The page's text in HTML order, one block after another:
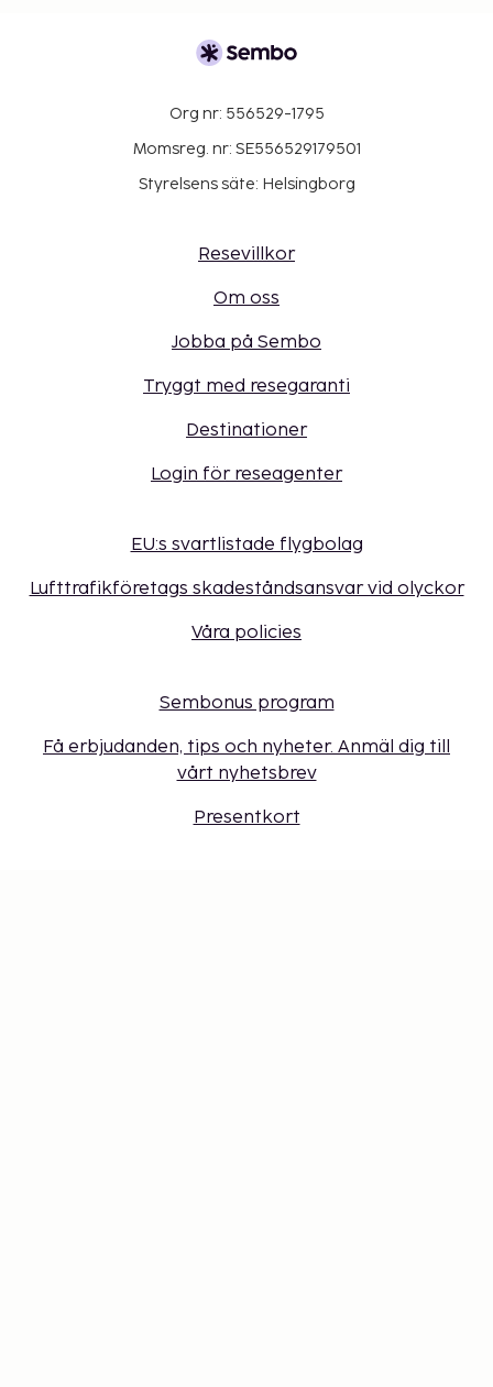
Org nr: 556529-1795
Momsreg. nr: SE556529179501
Styrelsens säte: Helsingborg
Resevillkor
Om oss
Jobba på Sembo
Tryggt med resegaranti
Destinationer
Login för reseagenter
EU:s svartlistade flygbolag
Lufttrafikföretags skadeståndsansvar vid olyckor
Våra policies
Sembonus program
Få erbjudanden, tips och nyheter. Anmäl dig till
vårt nyhetsbrev
Presentkort